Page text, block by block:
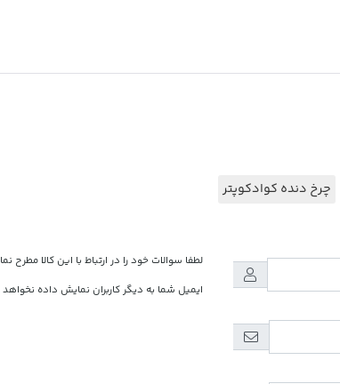
چرخ دنده کوادکوپتر
لطفا سوالات خود را در ارتباط با این کالا مطرح
ایمیل شما به دیگر کاربران نمایش داده